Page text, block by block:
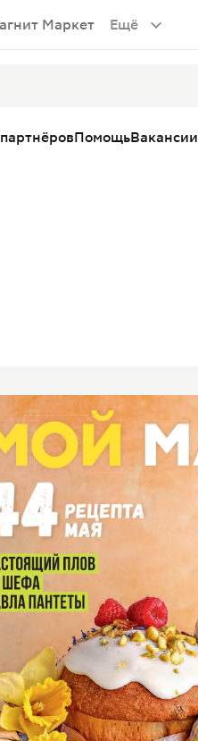
Маркет Ещё
ПомощьВакансии